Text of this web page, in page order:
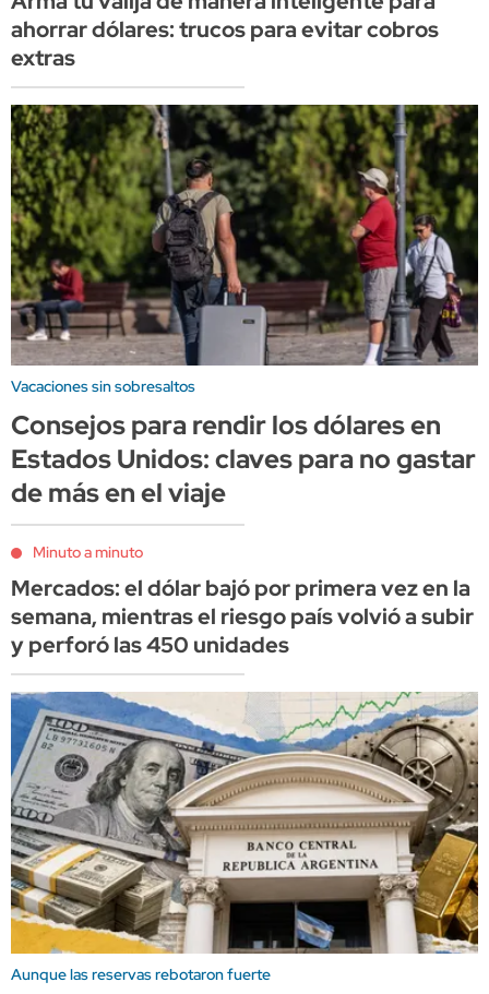
ahorrar dólares: trucos para evitar cobros
extras
Vacaciones sin sobresaltos
Consejos para rendir los dólares en
Estados Unidos: claves para no gastar
de más en el viaje
Minuto a minuto
Mercados: el dólar bajó por primera vez en la
semana, mientras el riesgo país volvió a subir
y perforó las 450 unidades
Aunque las reservas rebotaron fuerte